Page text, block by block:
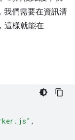
我們需要在資訊清
，這樣就能在
,